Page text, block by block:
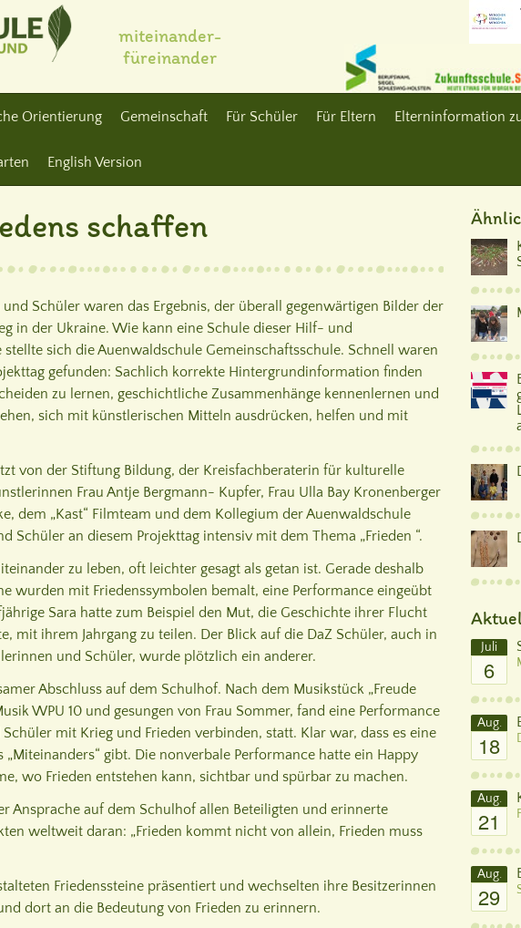
miteinander-
füreinander
Orientierung Gemeinschaft Für Schüler Für Eltern Elterninformation
English Version
schaffen
Schüler waren das Ergebnis, der überall gegenwärtigen Bilder der
in der Ukraine. Wie kann eine Schule dieser Hilf- und
stellte sich die Auenwaldschule Gemeinschaftsschule. Schnell waren
gefunden: Sachlich korrekte Hintergrundinformation finden
zu lernen, geschichtliche Zusammenhänge kennenlernen und
sich mit künstlerischen Mitteln ausdrücken, helfen und mit
von der Stiftung Bildung, der Kreisfachberaterin für kulturelle
Frau Antje Bergmann- Kupfer, Frau Ulla Bay Kronenberger
dem „Kast“ Filmteam und dem Kollegium der Auenwaldschule
Schüler an diesem Projekttag intensiv mit dem Thema „Frieden “.
zu leben, oft leichter gesagt als getan ist. Gerade deshalb
wurden mit Friedenssymbolen bemalt, eine Performance eingeübt
Sara hatte zum Beispiel den Mut, die Geschichte ihrer Flucht
mit ihrem Jahrgang zu teilen. Der Blick auf die DaZ Schüler, auch in
und Schüler, wurde plötzlich ein anderer.
Abschluss auf dem Schulhof. Nach dem Musikstück „Freude
WPU 10 und gesungen von Frau Sommer, fand eine Performance
mit Krieg und Frieden verbinden, statt. Klar war, dass es eine
„Miteinanders“ gibt. Die nonverbale Performance hatte ein Happy
wo Frieden entstehen kann, sichtbar und spürbar zu machen.
Ansprache auf dem Schulhof allen Beteiligten und erinnerte
weltweit daran: „Frieden kommt nicht von allein, Frieden muss
Friedenssteine präsentiert und wechselten ihre Besitzerinnen
dort an die Bedeutung von Frieden zu erinnern.
Juli
6
Aug.
18
Aug.
21
Aug.
29